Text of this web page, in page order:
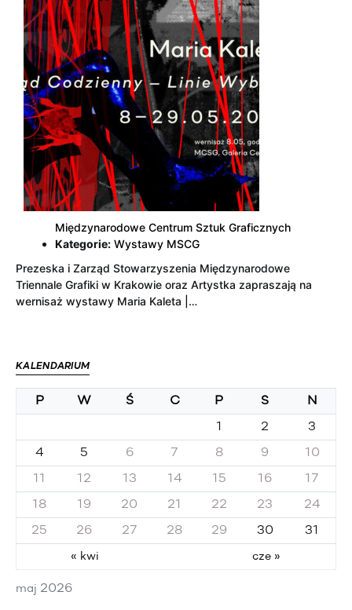
Międzynarodowe Centrum Sztuk Graficznych
Kategorie: Wystawy MSCG
Prezeska i Zarząd Stowarzyszenia Międzynarodowe
Triennale Grafiki w Krakowie oraz Artystka zapraszają na
wernisaż wystawy Maria Kaleta |…
KALENDARIUM
maj 2026
P W Ś C P S N
1 2 3
4 5 6 7 8 9 10
11 12 13 14 15 16 17
18 19 20 21 22 23 24
25 26 27 28 29 30 31
« kwi cze »